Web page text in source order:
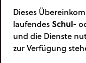
Dieses
laufendesSchul-
und die Dienste
zur Verfügung